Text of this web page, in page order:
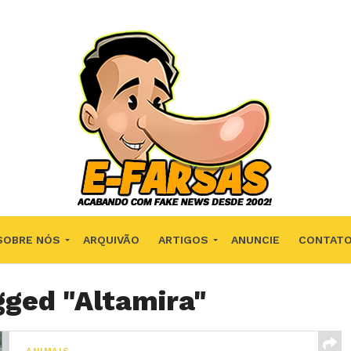
NÓS ARQUIVÃO ARTIGOS ANUNCIE CONTATO
"Altamira"